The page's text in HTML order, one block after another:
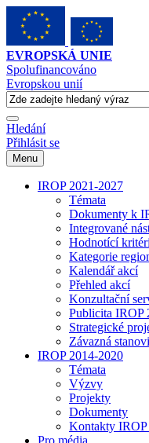
EVROPSKÁ UNIE
Spolufinancováno
Evropskou unií
Hledání
Přihlásit se
Menu
IROP 2021-2027
Témata
Dokumenty k
Integrované
Hodnotící
Kategorie
Kalendář akcí
Přehled akcí
Konzultační
Publicita IROP
Strategické
Závazná
IROP 2014-2020
Témata
Výzvy
Projekty
Dokumenty
Kontakty IROP
Pro média